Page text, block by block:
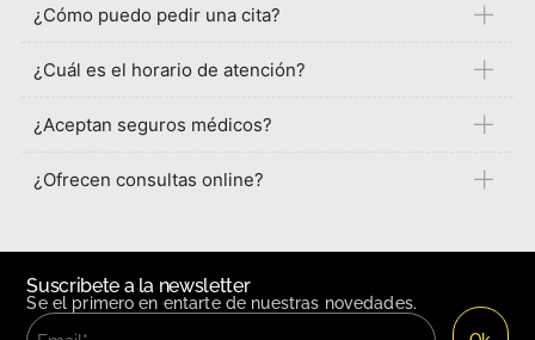
¿Cómo puedo pedir una cita?
¿Cuál es el horario de atención?
¿Aceptan seguros médicos?
¿Ofrecen consultas online?
Suscribete a la newsletter
Se el primero en entarte de nuestras novedades.